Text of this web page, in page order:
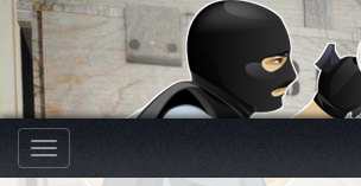
Toggle
navigation